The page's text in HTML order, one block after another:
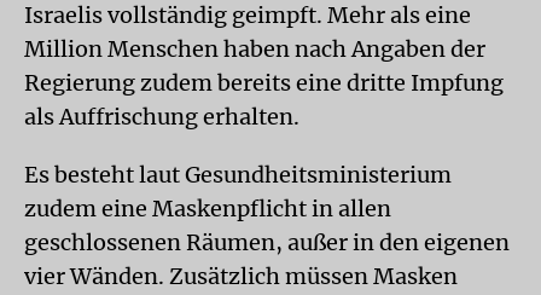
Israelis vollständig geimpft. Mehr als eine
Million Menschen haben nach Angaben der
Regierung zudem bereits eine dritte Impfung
als Auffrischung erhalten.
Es besteht laut Gesundheitsministerium
zudem eine Maskenpflicht in allen
geschlossenen Räumen, außer in den eigenen
vier Wänden. Zusätzlich müssen Masken